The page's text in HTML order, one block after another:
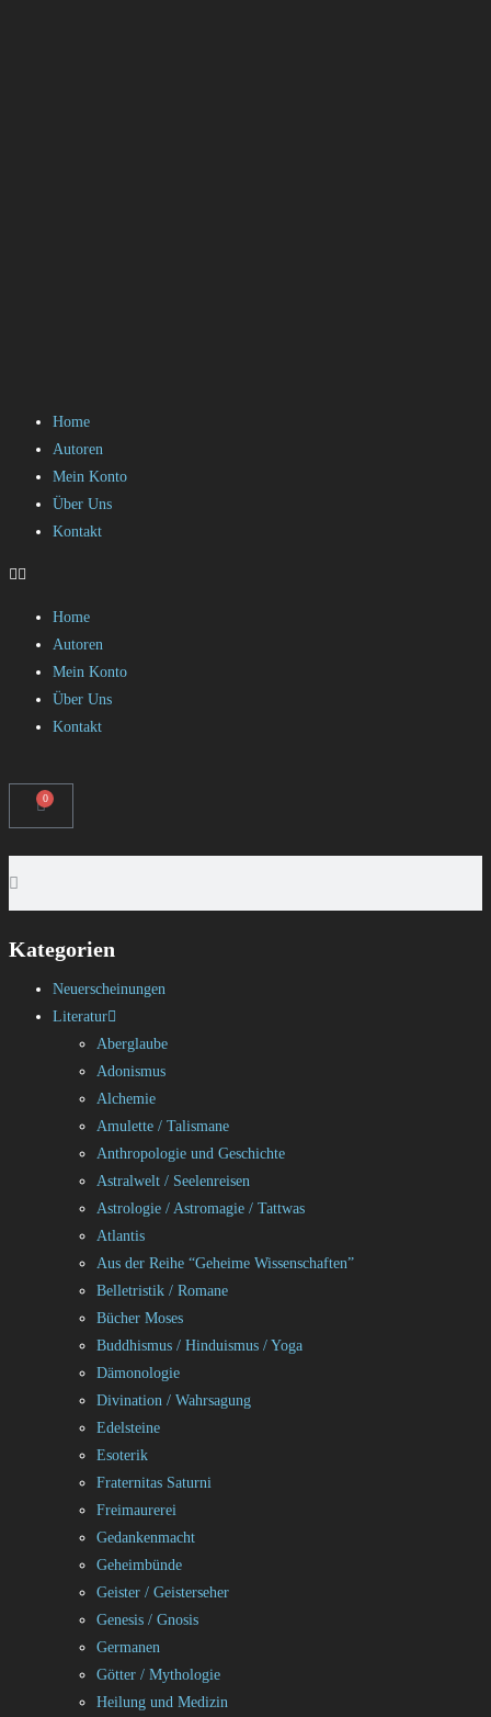
Home
Autoren
Mein Konto
Über Uns
Kontakt
Home
Autoren
Mein Konto
Über Uns
Kontakt
0
Kategorien
Neuerscheinungen
Literatur
Aberglaube
Adonismus
Alchemie
Amulette / Talismane
Anthropologie und Geschichte
Astralwelt / Seelenreisen
Astrologie / Astromagie / Tattwas
Atlantis
Aus der Reihe “Geheime Wissenschaften”
Belletristik / Romane
Bücher Moses
Buddhismus / Hinduismus / Yoga
Dämonologie
Divination / Wahrsagung
Edelsteine
Esoterik
Fraternitas Saturni
Freimaurerei
Gedankenmacht
Geheimbünde
Geister / Geisterseher
Genesis / Gnosis
Germanen
Götter / Mythologie
Heilung und Medizin